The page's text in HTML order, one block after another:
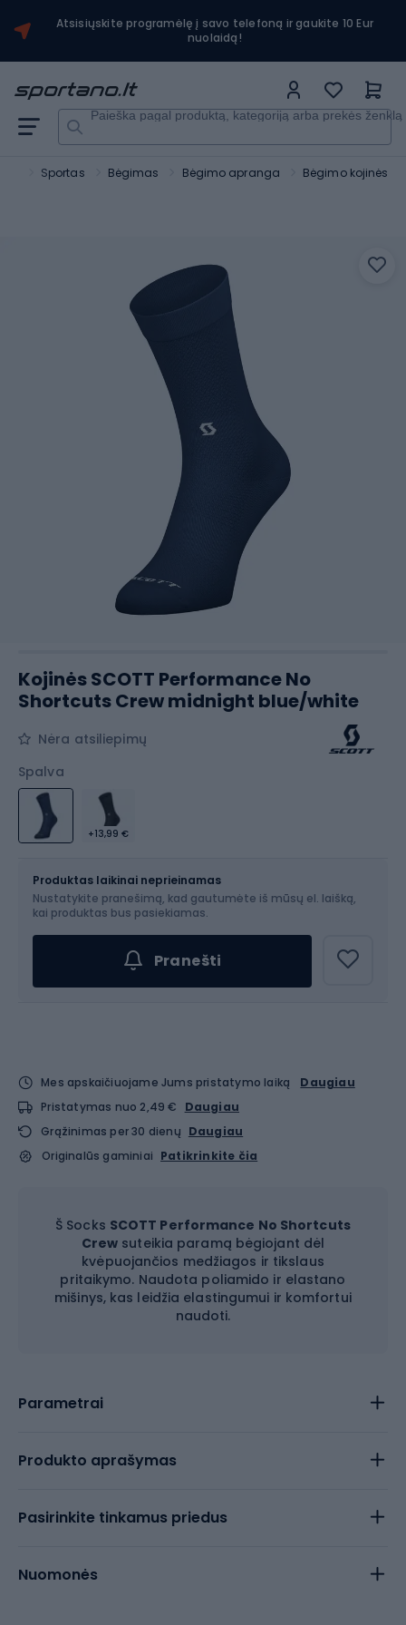
Atsisiųskite programėlę į savo telefoną ir gaukite 10 Eur
nuolaidą!
Paieška pagal produktą, kategoriją arba prekės ženklą
Sportas Bėgimas Bėgimo apranga Bėgimo kojinės
Kojinės SCOTT Performance No
Shortcuts Crew midnight blue/white
Nėra atsiliepimų
Spalva
+13,99 €
Pasirinkite dydį...
Produktas laikinai neprieinamas
Nustatykite pranešimą, kad gautumėte iš mūsų el. laišką,
kai produktas bus pasiekiamas.
Pranešti
Mes apskaičiuojame Jums pristatymo laiką
Daugiau
Pristatymas nuo 2,49 €
Daugiau
Grąžinimas per 30 dienų Daugiau
Originalūs gaminiai Patikrinkite čia
Š Socks SCOTT Performance No Shortcuts
Crew suteikia paramą bėgiojant dėl
kvėpuojančios medžiagos ir tikslaus
pritaikymo. Naudota poliamido ir elastano
mišinys, kas leidžia elastingumui ir komfortui
naudoti.
Parametrai
Produkto aprašymas
Pasirinkite tinkamus priedus
Nuomonės